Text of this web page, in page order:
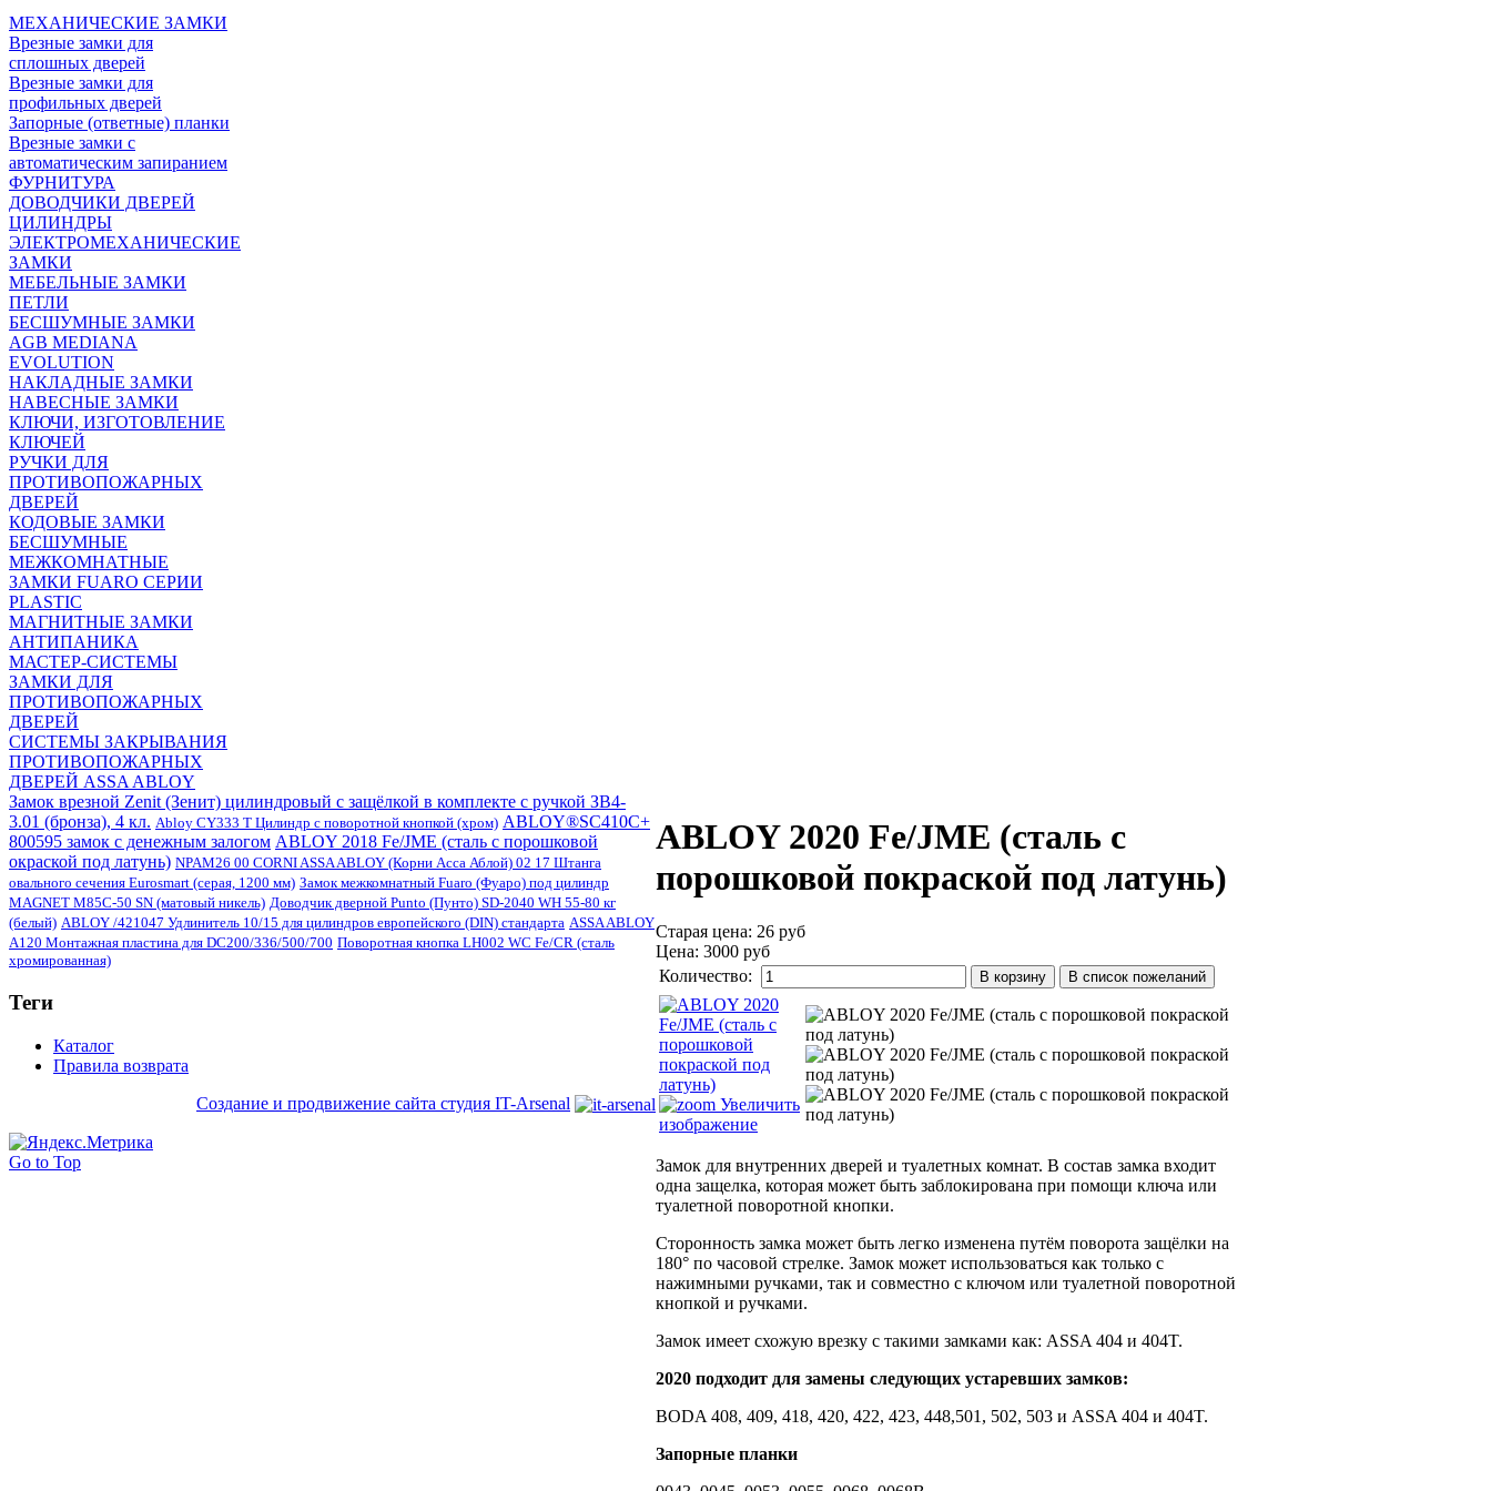
МЕХАНИЧЕСКИЕ ЗАМКИ
Врезные замки для
сплошных дверей
Врезные замки для
профильных дверей
Запорные (ответные) планки
Врезные замки с
автоматическим запиранием
ФУРНИТУРА
ДОВОДЧИКИ ДВЕРЕЙ
ЦИЛИНДРЫ
ЭЛЕКТРОМЕХАНИЧЕСКИЕ
ЗАМКИ
МЕБЕЛЬНЫЕ ЗАМКИ
ПEТЛИ
БЕСШУМНЫЕ ЗАМКИ
AGB MEDIANA
EVOLUTION
НАКЛАДНЫЕ ЗАМКИ
НАВЕСНЫЕ ЗАМКИ
КЛЮЧИ, ИЗГОТОВЛЕНИЕ
КЛЮЧЕЙ
РУЧКИ ДЛЯ
ПРОТИВОПОЖАРНЫХ
ДВЕРЕЙ
КОДОВЫЕ ЗАМКИ
БЕСШУМНЫЕ
МЕЖКОМНАТНЫЕ
ЗАМКИ FUARO СЕРИИ
PLASTIC
МАГНИТНЫЕ ЗАМКИ
АНТИПАНИКА
МАСТЕР-СИСТЕМЫ
ЗАМКИ ДЛЯ
ПРОТИВОПОЖАРНЫХ
ДВЕРЕЙ
СИСТЕМЫ ЗАКРЫВАНИЯ
ПРОТИВОПОЖАРНЫХ
ДВЕРЕЙ ASSA ABLOY
ABLOY 2020 Fe/JME (сталь с
порошковой покраской под латунь)
Старая цена: 26 руб
Цена: 3000 руб
Количество:
Увеличить
изображение
Замок для внутренних дверей и туалетных комнат. В состав замка входит
одна защелка, которая может быть заблокирована при помощи ключа или
туалетной поворотной кнопки.
Сторонность замка может быть легко изменена путём поворота защёлки на
180° по часовой стрелке. Замок может использоваться как только с
нажимными ручками, так и совместно с ключом или туалетной поворотной
кнопкой и ручками.
Замок имеет схожую врезку с такими замками как: ASSA 404 и 404T.
2020 подходит для замены следующих устаревших замков:
BODA 408, 409, 418, 420, 422, 423, 448,501, 502, 503 и ASSA 404 и 404T.
Запорные планки
Замок врезной Zenit (Зенит) цилиндровый с защёлкой в комплекте с ручкой ЗВ4-
3.01 (бронза), 4 кл. Abloy CY333 T Цилиндр с поворотной кнопкой (хром) ABLOY®SC410С+
800595 замок с денежным залогом ABLOY 2018 Fe/JME (сталь с порошковой
окраской под латунь) NPAM26 00 CORNI ASSA ABLOY (Корни Асса Аблой) 02 17 Штанга
овального сечения Eurosmart (серая, 1200 мм) Замок межкомнатный Fuaro (Фуаро) под цилиндр
MAGNET M85C-50 SN (матовый никель) Доводчик дверной Punto (Пунто) SD-2040 WH 55-80 кг
(белый) ABLOY /421047 Удлинитель 10/15 для цилиндров европейского (DIN) стандарта ASSA ABLOY
A120 Монтажная пластина для DC200/336/500/700 Поворотная кнопка LH002 WC Fe/CR (сталь
хромированная)
Теги
Каталог
Правила возврата
Создание и продвижение сайта студия IT-Arsenal
Go to Top